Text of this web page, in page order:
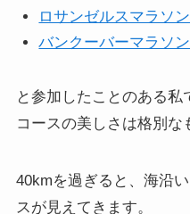
ロサンゼルスマラソ
バンクーバーマラソン
と参加したことのある
コースの美しさは格別な
40kmを過ぎると、海沿
スが見えてきます。